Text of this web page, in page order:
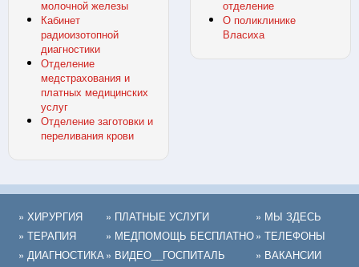
молочной железы
Кабинет
радиоизотопной
диагностики
Отделение
медстрахования и
платных медицинских
услуг
Отделение заготовки и
переливания крови
отделение
О поликлинике
Власиха
» ХИРУРГИЯ
» ТЕРАПИЯ
» ДИАГНОСТИКА
» ПЛАТНЫЕ УСЛУГИ
» МЕДПОМОЩЬ БЕСПЛАТНО
» ВИДЕО__ГОСПИТАЛЬ
» МЫ ЗДЕСЬ
» ТЕЛЕФОНЫ
» ВАКАНСИИ